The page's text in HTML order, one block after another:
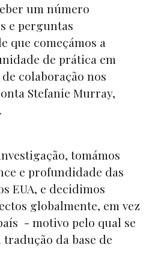
um número
e perguntas
que começámos a
de prática em
colaboração nos
Stefanie Murray,
tomámos
e profundidade das
EUA, e decidimos
globalmente, em vez
- motivo pelo qual se
da base de